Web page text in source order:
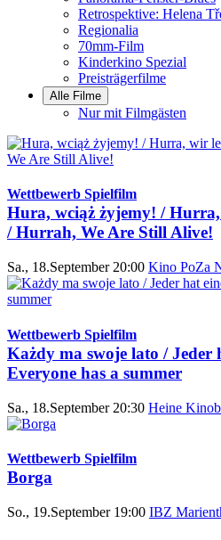
Retrospektive: Helena
Regionalia
70mm-Film
Kinderkino Spezial
Preisträgerfilme
Alle Filme
Nur mit Filmgästen
Wettbewerb Spielfilm
Hura, wciąż żyjemy! /
/ Hurrah, We Are Still Alive!
Sa., 18.September 20:00 Kino PoZa
Wettbewerb Spielfilm
Każdy ma swoje lato / Jeder
Everyone has a summer
Sa., 18.September 20:30 Heine
Wettbewerb Spielfilm
Borga
So., 19.September 19:00 IBZ